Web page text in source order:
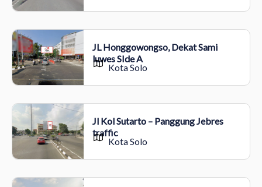
JL Honggowongso, Dekat Sami
luwes SIde A
Kota Solo
Jl Kol Sutarto – Panggung Jebres
traffic
Kota Solo